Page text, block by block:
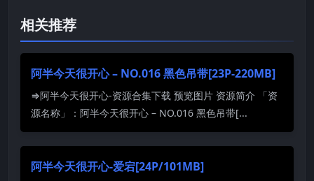
相关推荐
阿半今天很开心 – NO.016 黑色吊带[23P-220MB]
⇒阿半今天很开心-资源合集下载 预览图片 资源简介 「资
源名称」：阿半今天很开心 – NO.016 黑色吊带[...
阿半今天很开心-爱宕[24P/101MB]